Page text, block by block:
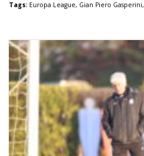
Tags: Europa League, Gian Piero Gasperini,